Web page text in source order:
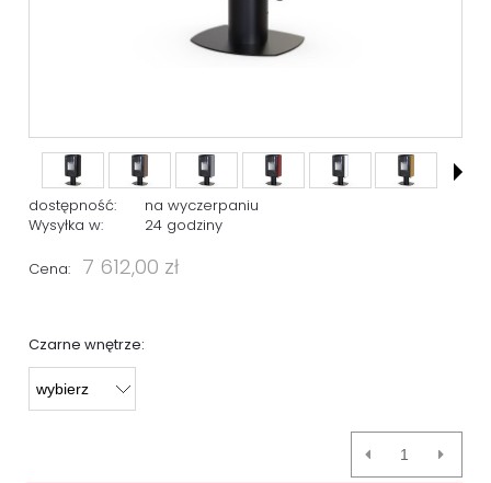
dostępność:
na wyczerpaniu
Wysyłka w:
24 godziny
Cena: 7 612,00 zł
Czarne wnętrze: